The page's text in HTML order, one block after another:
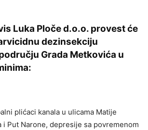
Luka Ploče d.o.o. provest će
dezinsekciju
Grada Metkovića u
plićaci kanala u ulicama Matije
i Put Narone, depresije sa povremenom